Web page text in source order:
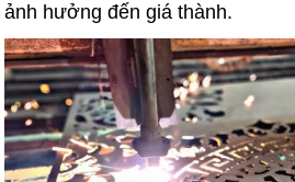
ảnh hưởng đến giá thành.